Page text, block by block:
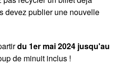
devez publier une nouvelle
du 1er mai 2024 jusqu'au
de minuit inclus !